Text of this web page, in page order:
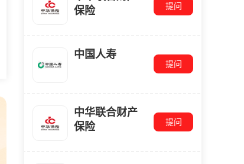
保险
提问
中国人寿
提问
中华联合财产
保险
提问